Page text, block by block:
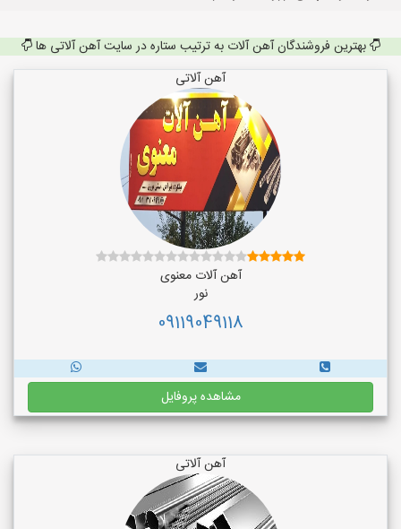
بهترین فروشندگان آهن آلات به ترتیب ستاره در سایت آهن آلاتی ها
آهن آلاتی
آهن آلات معنوی
نور
09119049118
مشاهده پروفایل
آهن آلاتی